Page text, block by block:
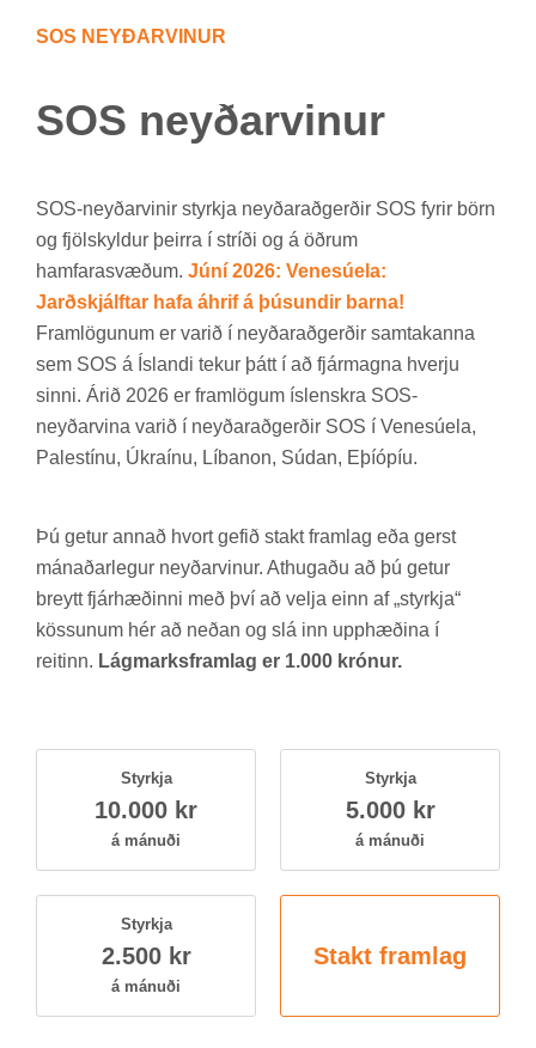
SOS NEYÐ­AR­VIN­UR
SOS neyð­ar­vin­ur
SOS-neyð­ar­vin­ir styrkja neyð­ar­að­gerð­ir SOS fyr­ir börn
og fjöl­skyld­ur þeirra í stríði og á öðr­um
ham­fara­svæð­um. Júní 2026: Venesúela:
Jarðskjálftar hafa áhrif á þúsundir barna!
Fram­lög­un­um er var­ið í neyð­ar­að­gerð­ir sam­tak­anna
sem SOS á Ís­landi tek­ur þátt í að fjár­magna hverju
sinni. Árið 2026 er fram­lög­um ís­lenskra SOS-
neyð­ar­vina var­ið í neyð­ar­að­gerð­ir SOS í Venesúela,
Palestínu, Úkraínu, Líb­anon, Súd­an, Eþí­óp­íu.
Þú get­ur ann­að hvort gef­ið stakt fram­lag eða gerst
mán­að­ar­leg­ur neyð­ar­vin­ur. At­hug­aðu að þú get­ur
breytt fjár­hæð­inni með því að velja einn af „styrkja“
köss­un­um hér að neð­an og slá inn upp­hæð­ina í
reit­inn. Lágmarksframlag er 1.000 krónur.
Styrkja
10.000 kr
á mán­uði
Styrkja
5.000 kr
á mán­uði
Styrkja
2.500 kr
á mán­uði
Stakt fram­lag